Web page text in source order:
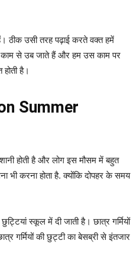
ठीक उसी तरह पढ़ाई करते वक्त हमें
काम से उब जाते हैं और हम उस काम पर
है।
Summer
होती है और लोग इस मौसम में बहुत
भी करना होता है. क्योंकि दोपहर के समय
छुट्टियां स्कूल में दी जाती है।छात्र गर्मियों
गर्मियों की छुट्टी का बेसब्री से इंतजार